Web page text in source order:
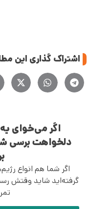
اشتراک گذاری این
اگر می‌خوای
دلخواهت برسی
اگر شما هم انواع
گرفته‌اید شاید وقتش